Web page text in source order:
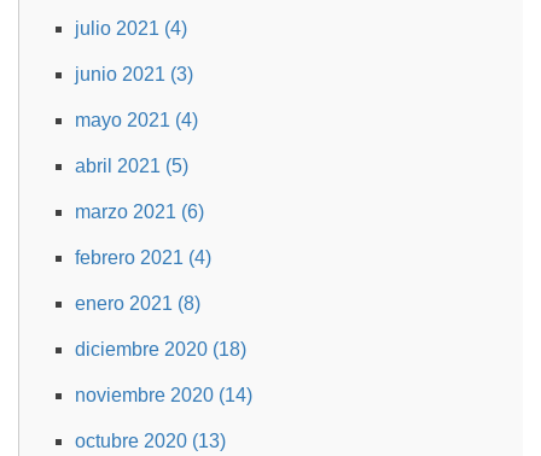
julio 2021 (4)
junio 2021 (3)
mayo 2021 (4)
abril 2021 (5)
marzo 2021 (6)
febrero 2021 (4)
enero 2021 (8)
diciembre 2020 (18)
noviembre 2020 (14)
octubre 2020 (13)